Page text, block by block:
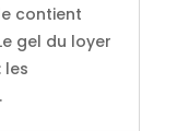
contient
gel du loyer
les